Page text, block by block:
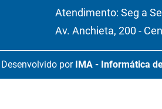
Atendimento: Seg a
Av. Anchieta, 200 -
Desenvolvido por IMA - Informática